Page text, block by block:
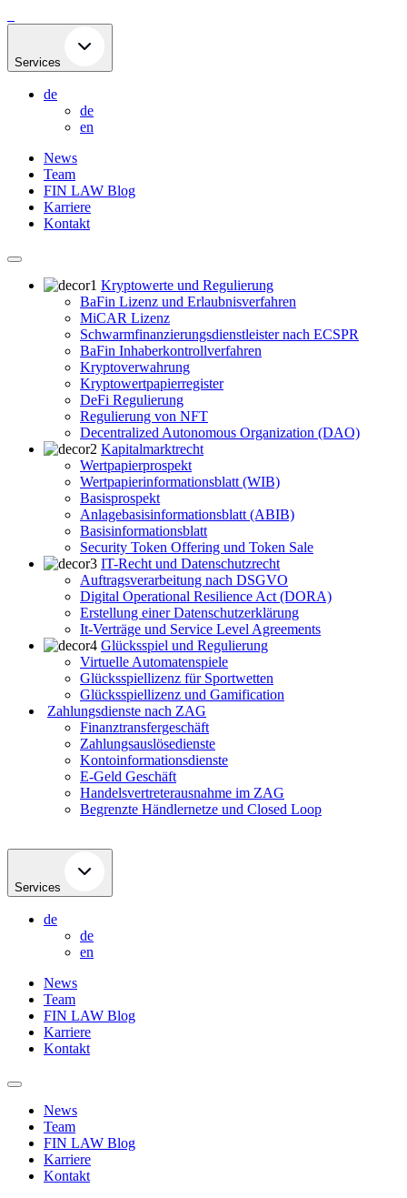
to
Services
de
de
en
News
Team
FIN LAW Blog
Karriere
Kontakt
Kryptowerte und Regulierung
BaFin Lizenz und Erlaubnisverfahren
MiCAR Lizenz
Schwarmfinanzierungsdienstleister nach ECSPR
BaFin Inhaberkontrollverfahren
Kryptoverwahrung
Kryptowertpapierregister
DeFi Regulierung
Regulierung von NFT
Decentralized Autonomous Organization (DAO)
Kapitalmarktrecht
Wertpapierprospekt
Wertpapierinformationsblatt (WIB)
Basisprospekt
Anlagebasisinformationsblatt (ABIB)
Basisinformationsblatt
Security Token Offering und Token Sale
IT-Recht und Datenschutzrecht
Auftragsverarbeitung nach DSGVO
Digital Operational Resilience Act (DORA)
Erstellung einer Datenschutzerklärung
It-Verträge und Service Level Agreements
Glücksspiel und Regulierung
Virtuelle Automatenspiele
Glücksspiellizenz für Sportwetten
Glücksspiellizenz und Gamification
Zahlungsdienste nach ZAG
Finanztransfergeschäft
Zahlungsauslösedienste
Kontoinformationsdienste
E-Geld Geschäft
Handelsvertreterausnahme im ZAG
Begrenzte Händlernetze und Closed Loop
Services
de
de
en
News
Team
FIN LAW Blog
Karriere
Kontakt
News
Team
FIN LAW Blog
Karriere
Kontakt